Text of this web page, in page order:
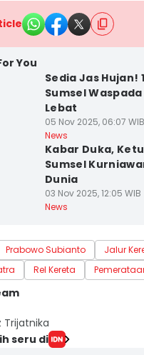
You
Sedia Jas Hujan!
Sumsel
Lebat
05 Nov 2025, 06:07 WIB
News
Kabar Duka,
Sumsel
Dunia
03 Nov 2025, 12:05 WIB
News
Prabowo Subianto
Jalur
Rel Kereta
Trijatnika
seru di